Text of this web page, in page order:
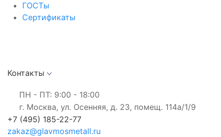
ГОСТы
Сертификаты
Контакты
ПН - ПТ: 9:00 - 18:00
г. Москва, ул. Осенняя, д. 23, помещ. 114а/1/9
+7 (495) 185-22-77
zakaz@glavmosmetall.ru